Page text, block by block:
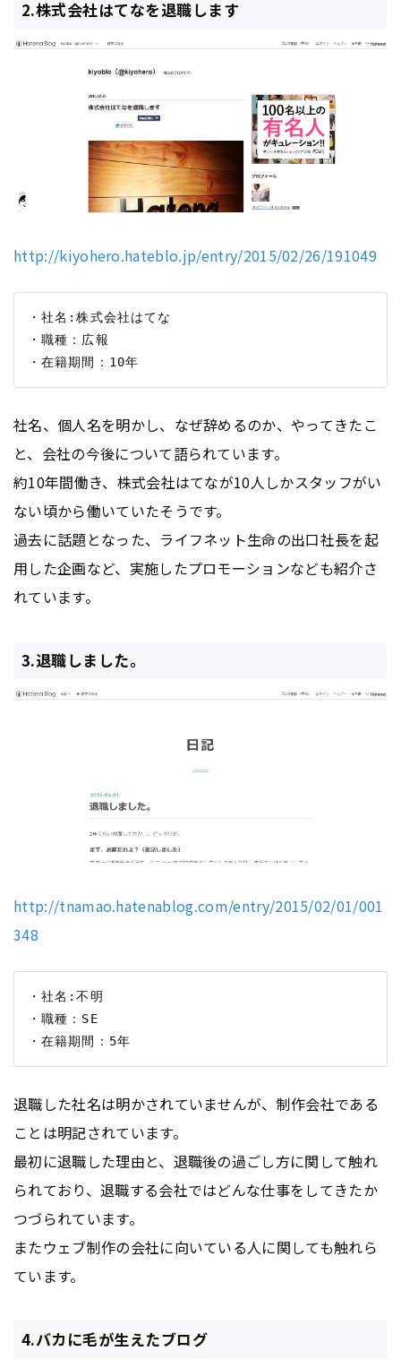
2.株式会社はてなを退職します
http://kiyohero.hateblo.jp/entry/2015/02/26/191049
・社名:株式会社はてな
・職種：広報
社名、個人名を明かし、なぜ辞めるのか、やってきたこ
と、会社の今後について語られています。
約10年間働き、株式会社はてなが10人しかスタッフがい
ない頃から働いていたそうです。
過去に話題となった、ライフネット生命の出口社長を起
用した企画など、実施したプロモーションなども紹介さ
れています。
3.退職しました。
http://tnamao.hatenablog.com/entry/2015/02/01/001
348
・社名:不明
・職種：SE
退職した社名は明かされていませんが、制作会社である
ことは明記されています。
最初に退職した理由と、退職後の過ごし方に関して触れ
られており、退職する会社ではどんな仕事をしてきたか
つづられています。
またウェブ制作の会社に向いている人に関しても触れら
ています。
4.バカに毛が生えたブログ